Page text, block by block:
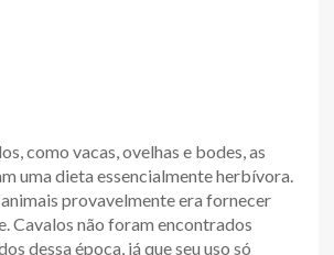
como vacas, ovelhas e bodes, as
uma dieta essencialmente herbívora.
provavelmente era fornecer
Cavalos não foram encontrados
dessa época, já que seu uso só